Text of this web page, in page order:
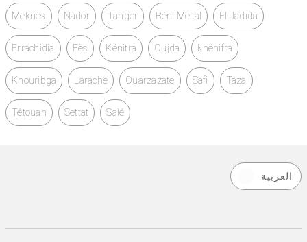
Meknès Nador Tanger Béni Mellal El Jadida
Errachidia Fès Kénitra Oujda khénifra
Khouribga Larache Ouarzazate Safi Taza
Tétouan Settat Salé
العربية